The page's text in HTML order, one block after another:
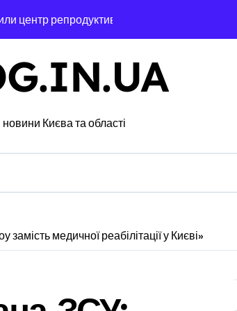
центр репродуктивної медицини
«звільнення» від мобілізації
власності на фіктивну будівлю в центрі
умови отримання до 40 тисяч гривень і
підтримка для постраждалих від
$18 тисяч через фейкового полковника СБУ
новини Києва та області
медичної реабілітації у Києві»